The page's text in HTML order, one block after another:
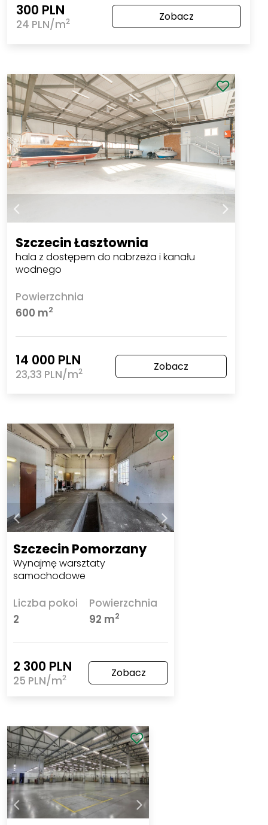
300 PLN
24 PLN/m2 Zobacz
Szczecin Łasztownia
hala z dostępem do nabrzeża i kanału
wodnego
Powierzchnia
600 m2
14 000 PLN
23,33 PLN/m2 Zobacz
Szczecin Pomorzany
Wynajmę warsztaty
samochodowe
Liczba pokoi
2
Powierzchnia
92 m2
2 300 PLN
25 PLN/m2 Zobacz